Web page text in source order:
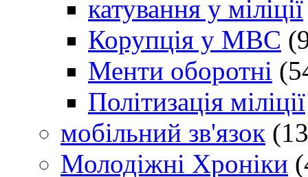
катування у міліції
Корупція у МВС
Менти оборотні
Політизація міліції
мобільний зв'язок
Молодіжні Хроніки